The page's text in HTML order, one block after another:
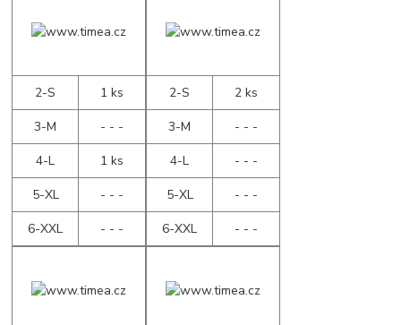
2-S
1 ks
3-M
- - -
4-L
1 ks
5-XL
- - -
6-XXL
- - -
2-S
2 ks
3-M
- - -
4-L
- - -
5-XL
- - -
6-XXL
- - -